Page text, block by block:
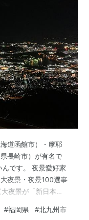
道函館市）・摩耶
長崎市）が有名で
です。 夜景愛好家
夜景・夜景100選事
夜景が「新日本三
良市）と皿倉山
#福岡県 #北九州市